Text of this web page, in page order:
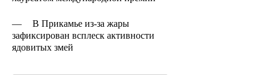
—
В Прикамье из-за жары
зафиксирован всплеск активности
ядовитых змей